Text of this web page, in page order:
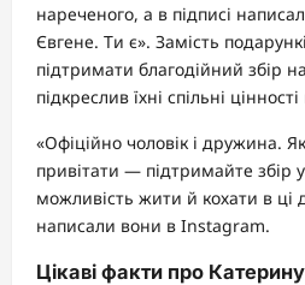
нареченого, а в підписі
Євгене. Ти є». Замість
підтримати благодійний збір
підкреслив їхні спільні
«Офіційно чоловік і дружина.
привітати — підтримайте збір
можливість жити й кохати в
написали вони в Instagram.
Цікаві факти про